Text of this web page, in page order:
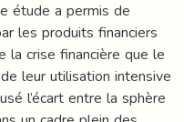
les produits financiers
la crise financière que le
leur utilisation intensive
l’écart entre la sphère